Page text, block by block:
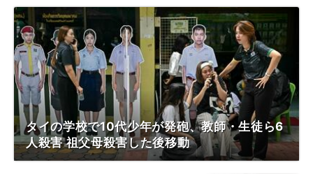
タイの学校で10代少年が発砲、教師・生徒ら6
人殺害 祖父母殺害した後移動